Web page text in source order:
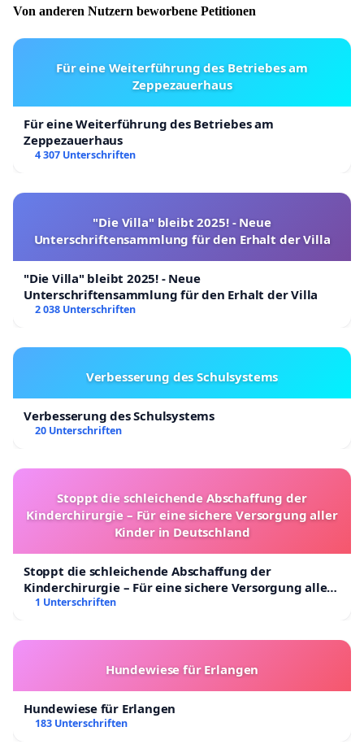
Von anderen Nutzern beworbene Petitionen
Für eine Weiterführung des Betriebes am
Zeppezauerhaus
Für eine Weiterführung des Betriebes am
Zeppezauerhaus
4 307 Unterschriften
"Die Villa" bleibt 2025! - Neue
Unterschriftensammlung für den Erhalt der Villa
"Die Villa" bleibt 2025! - Neue
Unterschriftensammlung für den Erhalt der Villa
2 038 Unterschriften
Verbesserung des Schulsystems
Verbesserung des Schulsystems
20 Unterschriften
Stoppt die schleichende Abschaffung der
Kinderchirurgie – Für eine sichere Versorgung aller
Kinder in Deutschland
Stoppt die schleichende Abschaffung der
Kinderchirurgie – Für eine sichere Versorgung aller
Kinder in Deutschland
1 Unterschriften
Hundewiese für Erlangen
Hundewiese für Erlangen
183 Unterschriften